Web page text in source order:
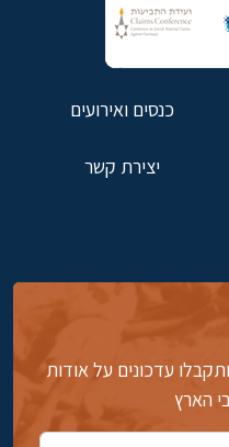
כנסים ואירועים
יצירת קשר
עדכונים על אודות
הארץ